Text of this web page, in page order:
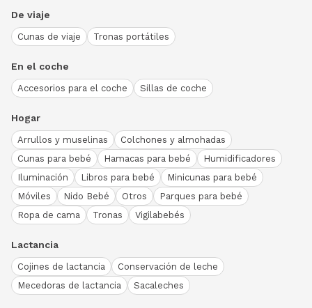
De viaje
Cunas de viaje Tronas portátiles
En el coche
Accesorios para el coche Sillas de coche
Hogar
Arrullos y muselinas
Colchones y almohadas
Cunas para bebé
Hamacas para bebé
Humidificadores
Iluminación
Libros para bebé
Minicunas para bebé
Móviles
Nido Bebé Otros
Parques para bebé
Ropa de cama
Tronas Vigilabebés
Lactancia
Cojines de lactancia
Conservación de leche
Mecedoras de lactancia
Sacaleches